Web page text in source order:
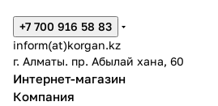
+7 700 916 58 83
inform(at)korgan.kz
г. Алматы. пр. Абылай хана, 60
Интернет-магазин
Компания